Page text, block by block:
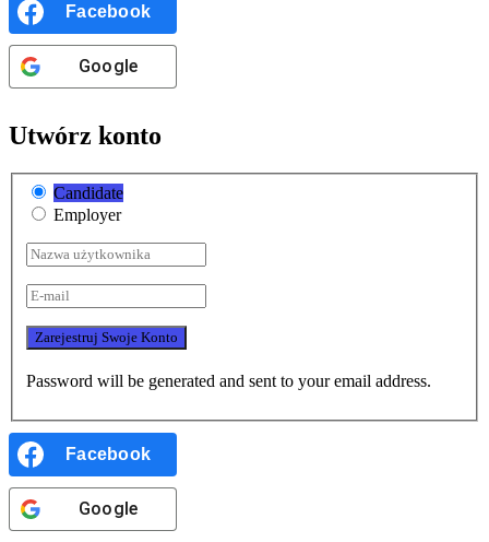
Facebook
Google
Utwórz konto
Candidate
Employer
Password will be generated and sent to your email address.
Facebook
Google